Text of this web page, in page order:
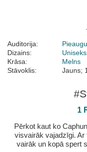
Auditorija:
Dizains:
Krāsa:
Melns
Stāvoklis:
Jauns;
1
Pērkot kaut ko
visvairāk vajadzīgi.
vairāk un kopā spert